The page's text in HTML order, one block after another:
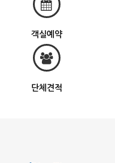
객실예약
단체견적